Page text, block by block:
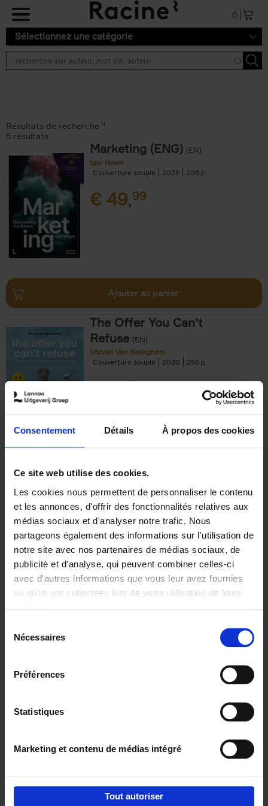
Consentement Détails À propos des cookies
Ce site web utilise des cookies.
Les cookies nous permettent de personnaliser le contenu
et les annonces, d'offrir des fonctionnalités relatives aux
médias sociaux et d'analyser notre trafic. Nous
partageons également des informations sur l'utilisation de
notre site avec nos partenaires de médias sociaux, de
publicité et d'analyse, qui peuvent combiner celles-ci
avec d'autres informations que vous leur avez fournies
ou qu'ils ont collectées lors de votre utilisation de leurs
Nécessaires
Préférences
Statistiques
Marketing et contenu de médias intégré
Tout autoriser
Aller au contenu principal
0
Sélectionnez une catégorie
Résultats de recherche ''
5 résultats
Marketing (ENG) (EN)
Igor Nowé
Couverture souple
2025 208
€ 49,99
Ajouter au panier
The Offer You Can't
Refuse (EN)
Steven Van Belleghem
Couverture souple
2020 256
€37,50
Building Bonds = Building
Business
Jochen Roef Jozefien De Feyter
Carolien Boom
Couverture souple
2025 200
€29,99
Digital marketing like a PRO -
completely revised edition (EN)